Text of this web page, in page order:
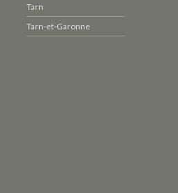
Tarn
Tarn-et-Garonne